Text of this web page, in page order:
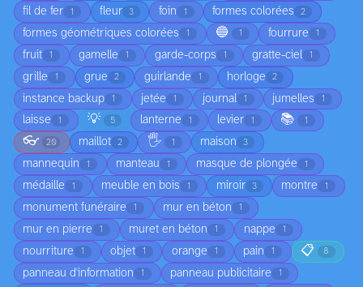
fil de fer 1 fleur 3 foin 1 formes colorées 2
formes géométriques colorées 1 🔵 1 fourrure 1
fruit 1 gamelle 1 garde-corps 1 gratte-ciel 1
grille 1 grue 2 guirlande 1 horloge 2
instance backup 1 jetée 1 journal 1 jumelles 1
laisse 1 💡 5 lanterne 1 levier 1 📚 1
👓 20 maillot 2 🖐️ 1 maison 3
mannequin 1 manteau 1 masque de plongée 1
médaille 1 meuble en bois 1 miroir 3 montre 1
monument funéraire 1 mur en béton 1
mur en pierre 1 muret en béton 1 nappe 1
nourriture 1 objet 1 orange 1 pain 1 📋 8
panneau d'information 1 panneau publicitaire 1